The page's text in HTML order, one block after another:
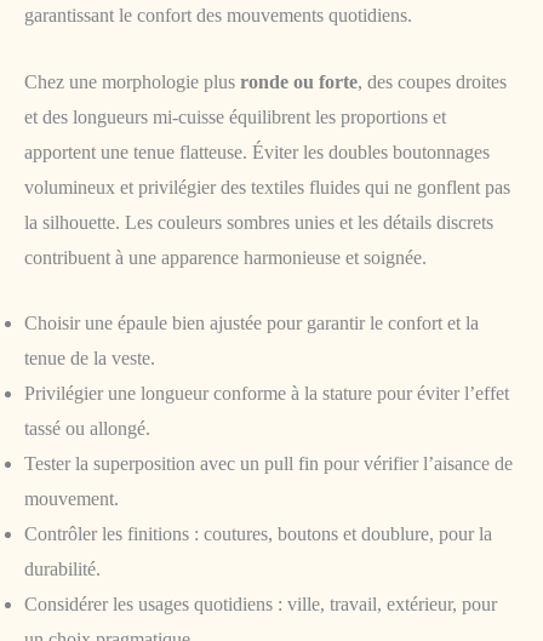
garantissant le confort des mouvements quotidiens.
Chez une morphologie plus ronde ou forte, des coupes droites
et des longueurs mi-cuisse équilibrent les proportions et
apportent une tenue flatteuse. Éviter les doubles boutonnages
volumineux et privilégier des textiles fluides qui ne gonflent pas
la silhouette. Les couleurs sombres unies et les détails discrets
contribuent à une apparence harmonieuse et soignée.
Choisir une épaule bien ajustée pour garantir le confort et la
tenue de la veste.
Privilégier une longueur conforme à la stature pour éviter l’effet
tassé ou allongé.
Tester la superposition avec un pull fin pour vérifier l’aisance de
mouvement.
Contrôler les finitions : coutures, boutons et doublure, pour la
durabilité.
Considérer les usages quotidiens : ville, travail, extérieur, pour